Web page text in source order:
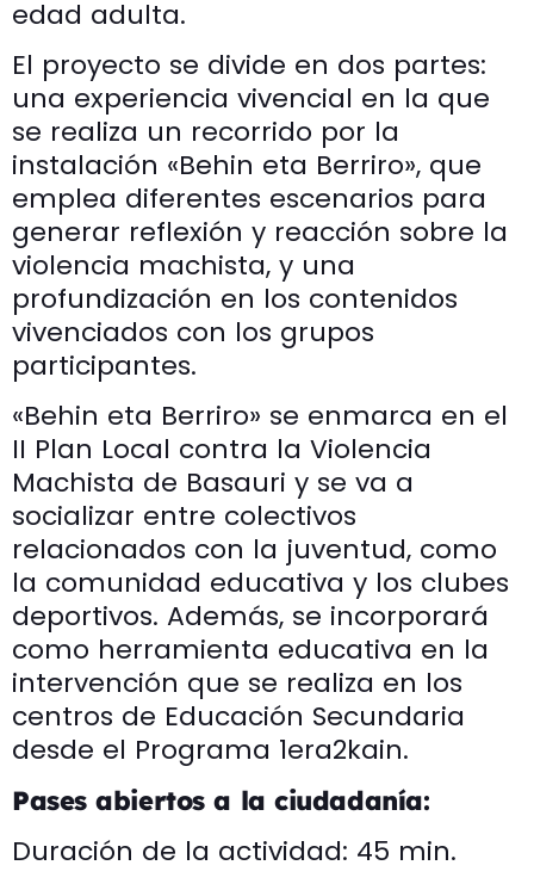
edad adulta.
El proyecto se divide en dos partes:
una experiencia vivencial en la que
se realiza un recorrido por la
instalación «Behin eta Berriro», que
emplea diferentes escenarios para
generar reflexión y reacción sobre la
violencia machista, y una
profundización en los contenidos
vivenciados con los grupos
participantes.
«Behin eta Berriro» se enmarca en el
II Plan Local contra la Violencia
Machista de Basauri y se va a
socializar entre colectivos
relacionados con la juventud, como
la comunidad educativa y los clubes
deportivos. Además, se incorporará
como herramienta educativa en la
intervención que se realiza en los
centros de Educación Secundaria
desde el Programa 1era2kain.
Pases abiertos a la ciudadanía:
Duración de la actividad: 45 min.